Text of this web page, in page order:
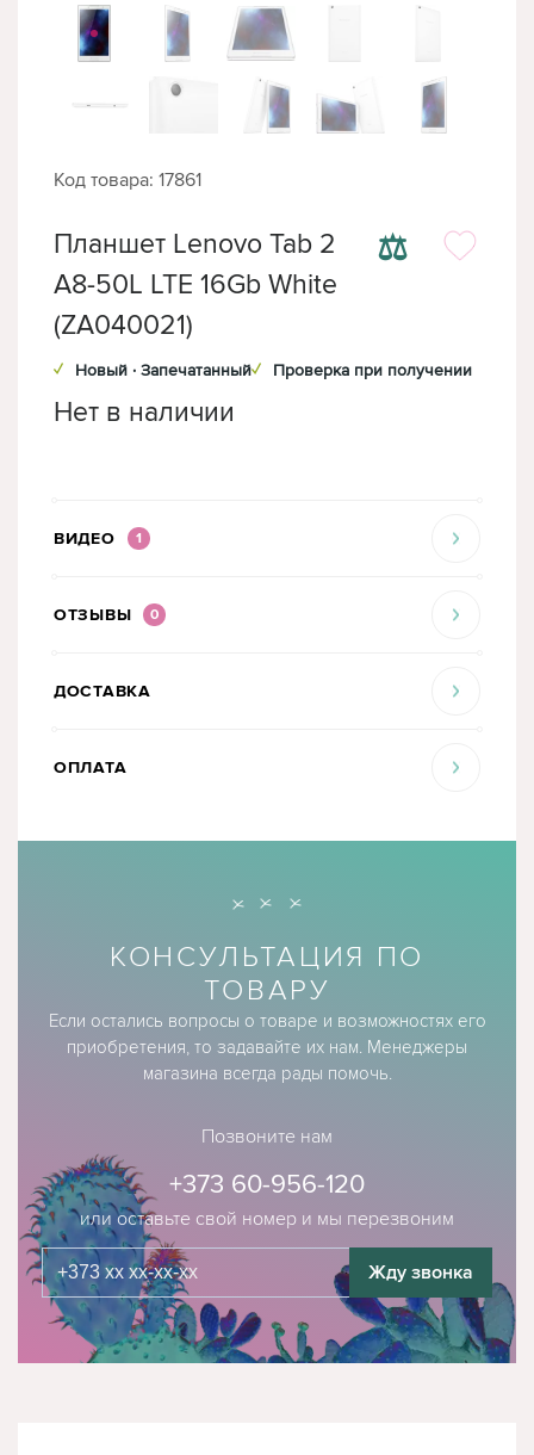
Код товара: 17861
⚖
Планшет Lenovo Tab 2
A8-50L LTE 16Gb White
(ZA040021)
✓ Новый · Запечатанный✓ Проверка при получении
Нет в наличии
ВИДЕО 1
ОТЗЫВЫ 0
ДОСТАВКА
ОПЛАТА
КОНСУЛЬТАЦИЯ ПО
ТОВАРУ
Если остались вопросы о товаре и возможностях его
приобретения, то задавайте их нам. Менеджеры
магазина всегда рады помочь.
Позвоните нам
или оставьте свой номер и мы перезвоним
+373 60-956-120
Жду звонка